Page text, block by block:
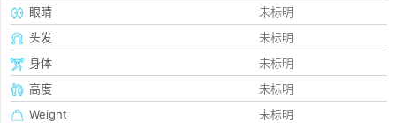
眼睛
未标明
头发
未标明
身体
未标明
高度
未标明
Weight
未标明